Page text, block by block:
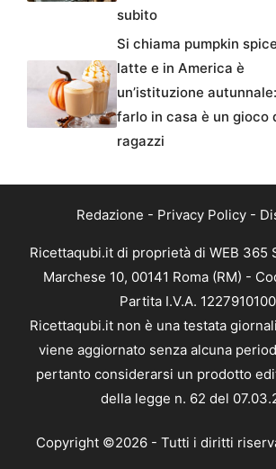
subito
Si chiama pumpkin spice
latte e in America è
un’istituzione autunnale:
farlo in casa è un gioco
ragazzi
Redazione - Privacy Policy-
Ricettaqubi.it di proprietà di WEB 365
Marchese 10, 00141 Roma (RM) -
Partita I.V.A.
Ricettaqubi.it non è una testata
viene aggiornato senza alcuna
pertanto considerarsi un prodotto
della legge n. 62 del
Copyright ©2026 - Tutti i diritti